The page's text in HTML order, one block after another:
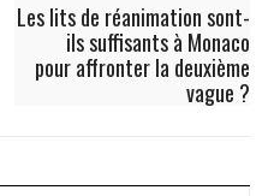
Les lits de réanimation sont-
ils suffisants à Monaco
pour affronter la deuxième
vague ?